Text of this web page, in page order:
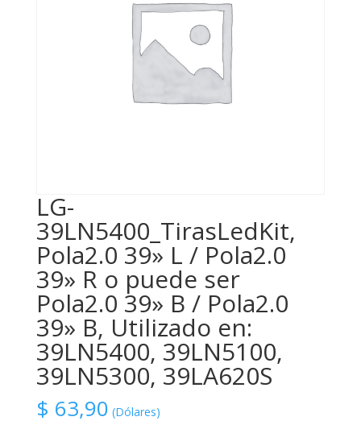
LG-
39LN5400_TirasLedKit,
Pola2.0 39» L / Pola2.0
39» R o puede ser
Pola2.0 39» B / Pola2.0
39» B, Utilizado en:
39LN5400, 39LN5100,
39LN5300, 39LA620S
$ 63,90 (Dólares)